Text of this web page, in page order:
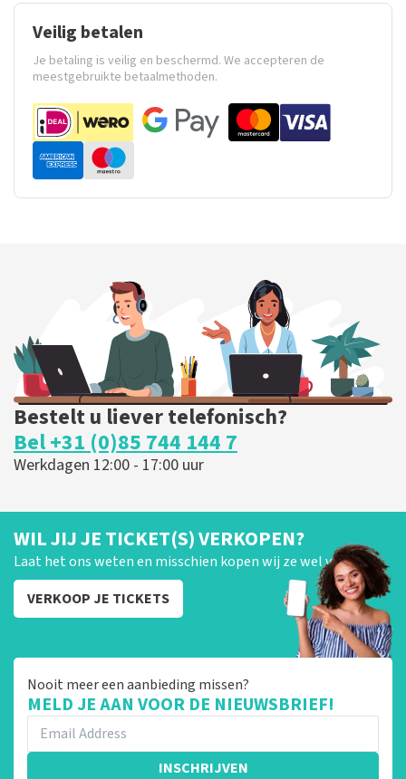
Veilig betalen
Je betaling is veilig en beschermd. We accepteren de
meestgebruikte betaalmethoden.
Bestelt u liever telefonisch?
Bel +31 (0)85 744 144 7
Werkdagen 12:00 - 17:00 uur
WIL JIJ JE TICKET(S) VERKOPEN?
Laat het ons weten en misschien kopen wij ze wel van je!
VERKOOP JE TICKETS
Nooit meer een aanbieding missen?
MELD JE AAN VOOR DE NIEUWSBRIEF!
INSCHRIJVEN